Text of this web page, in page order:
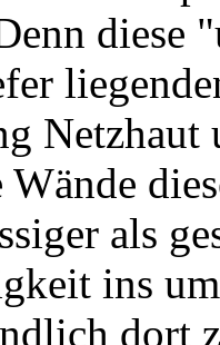
diese
Netzhaut
als
ins
dort